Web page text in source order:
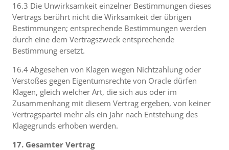
16.3 Die Unwirksamkeit einzelner Bestimmungen dieses
Vertrags berührt nicht die Wirksamkeit der übrigen
Bestimmungen; entsprechende Bestimmungen werden
durch eine dem Vertragszweck entsprechende
Bestimmung ersetzt.
16.4 Abgesehen von Klagen wegen Nichtzahlung oder
Verstoßes gegen Eigentumsrechte von Oracle dürfen
Klagen, gleich welcher Art, die sich aus oder im
Zusammenhang mit diesem Vertrag ergeben, von keiner
Vertragspartei mehr als ein Jahr nach Entstehung des
Klagegrunds erhoben werden.
17. Gesamter Vertrag